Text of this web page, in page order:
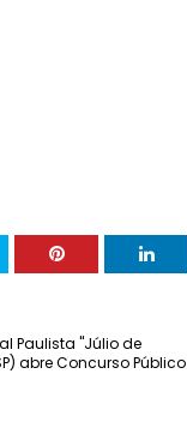
Paulista "Júlio de
abre Concurso Público